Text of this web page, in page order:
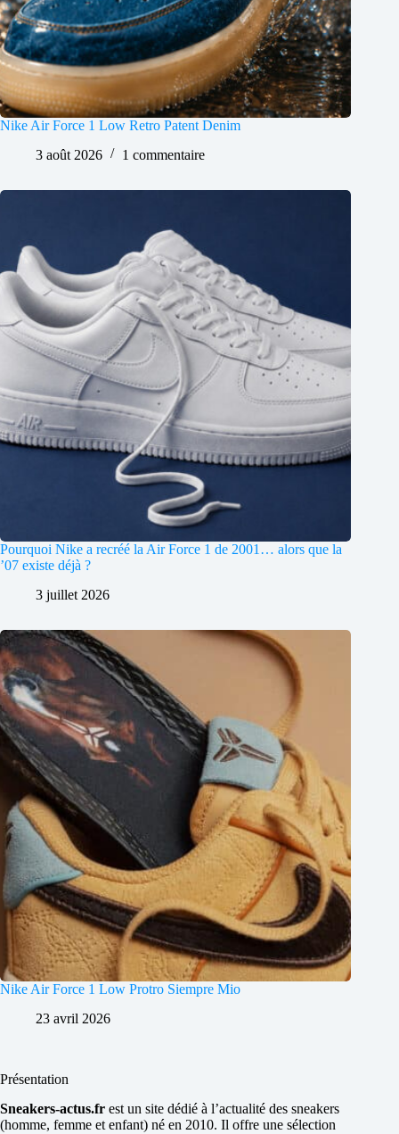
Nike Air Force 1 Low Retro Patent Denim
3 août 2026
1 commentaire
Pourquoi Nike a recréé la Air Force 1 de 2001… alors que la
’07 existe déjà ?
3 juillet 2026
Nike Air Force 1 Low Protro Siempre Mio
23 avril 2026
Présentation
Sneakers-actus.fr est un site dédié à l’actualité des sneakers
(homme, femme et enfant) né en 2010. Il offre une sélection